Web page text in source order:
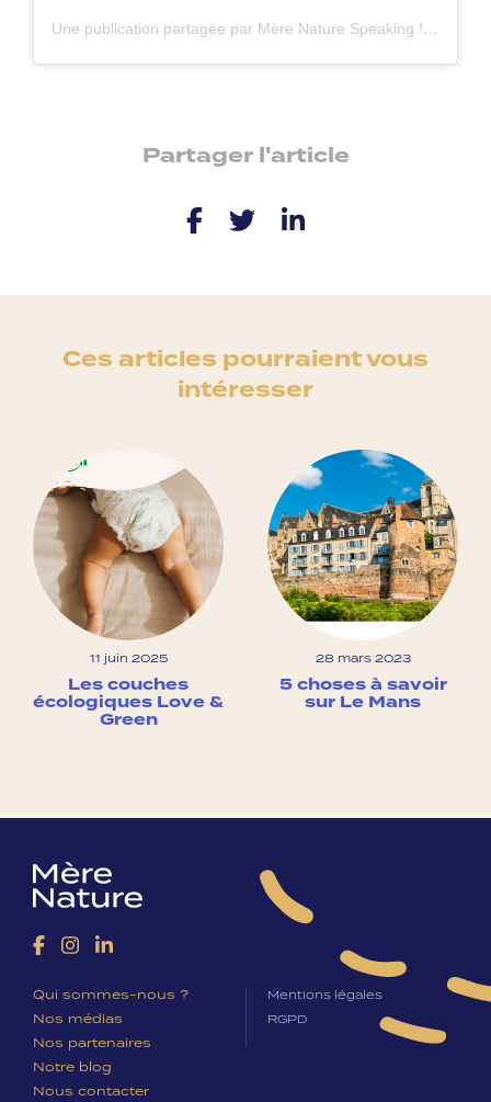
Une publication partagée par Mère Nature Speaking ! 🦉⭐️🍀 (@merenaturespeaking)
Partager l'article
Ces articles pourraient vous
intéresser
11 juin 2025
Les couches
écologiques Love &
Green
28 mars 2023
5 choses à savoir
sur Le Mans
Qui sommes-nous ?
Nos médias
Nos partenaires
Notre blog
Nous contacter
Mentions légales
RGPD